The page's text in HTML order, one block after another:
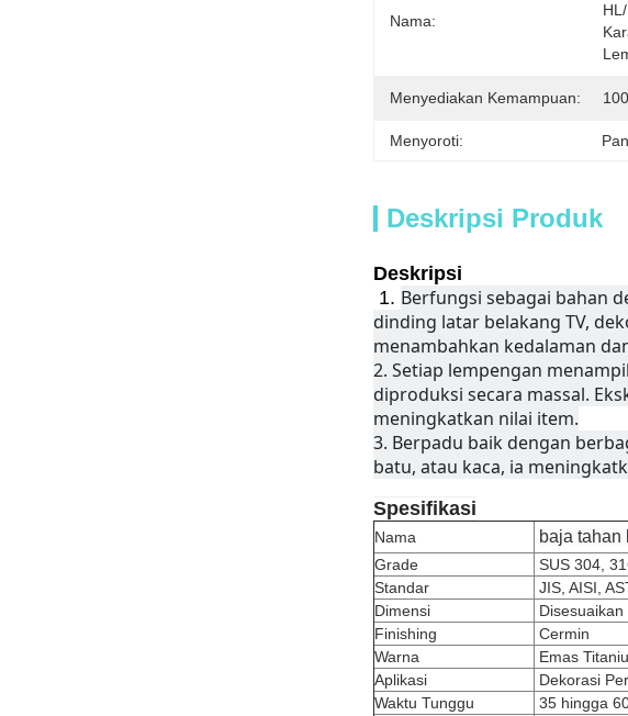
Nama:
Menyediakan Kemampuan:
Menyoroti:
Deskripsi Produk
Deskripsi
1. Berfungsi sebagai bahan
dinding latar belakang TV,
menambahkan kedalaman
2. Setiap lempengan
diproduksi secara massal.
meningkatkan nilai item.
3. Berpadu baik dengan
batu, atau kaca, ia
Spesifikasi
Nama baja tahan
Grade
SUS 304,
Standar
JIS, AISI,
Dimensi
Finishing
Cermin
Warna
Emas
Aplikasi
Dekorasi
Waktu Tunggu
35 hingga